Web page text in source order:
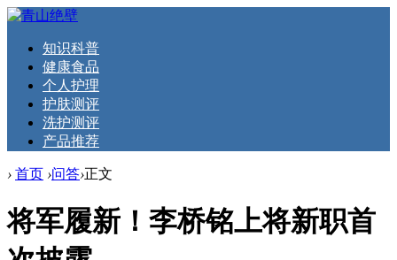
知识科普
健康食品
个人护理
护肤测评
洗护测评
产品推荐
› 首页 ›问答›正文
将军履新！李桥铭上将新职首